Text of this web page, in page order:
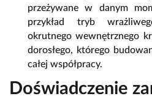
przeżywane w danym
przykład tryb
okrutnego wewnętrznego
dorosłego, którego
całej współpracy.
Doświadczenie